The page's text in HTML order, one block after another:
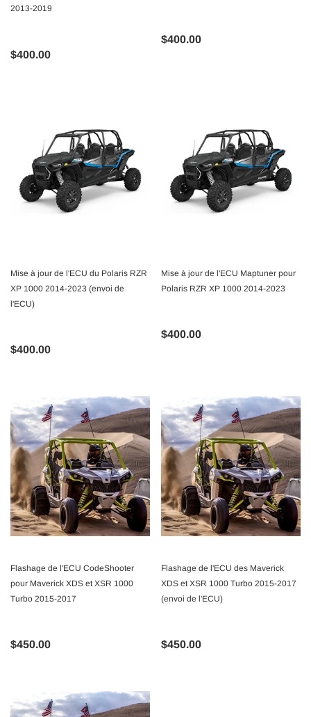
2013-2019
$400.00
$400.00
Mise à jour de l'ECU du Polaris RZR
XP 1000 2014-2023 (envoi de
l'ECU)
$400.00
Mise à jour de l'ECU Maptuner pour
Polaris RZR XP 1000 2014-2023
$400.00
Flashage de l'ECU CodeShooter
pour Maverick XDS et XSR 1000
Turbo 2015-2017
$450.00
Flashage de l'ECU des Maverick
XDS et XSR 1000 Turbo 2015-2017
(envoi de l'ECU)
$450.00